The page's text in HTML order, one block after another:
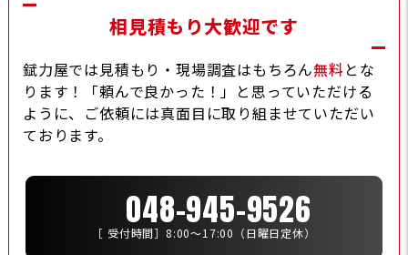
相見積もり大歓迎です
錻力屋では見積もり・現場調査はもちろん無料とな
ります！「頼んで良かった！」と思っていただける
ように、ご依頼には真面目に取り組ませていただい
ております。
048-945-9526
［ 受付時間］8:00〜17:00（日曜日定休）